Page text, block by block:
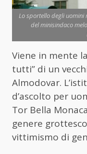
Lo sportello degli uomini
del minisindaco
Viene in mente
tutti” di un
Almodovar.
d’ascolto per
Tor Bella
genere
vittimismo di